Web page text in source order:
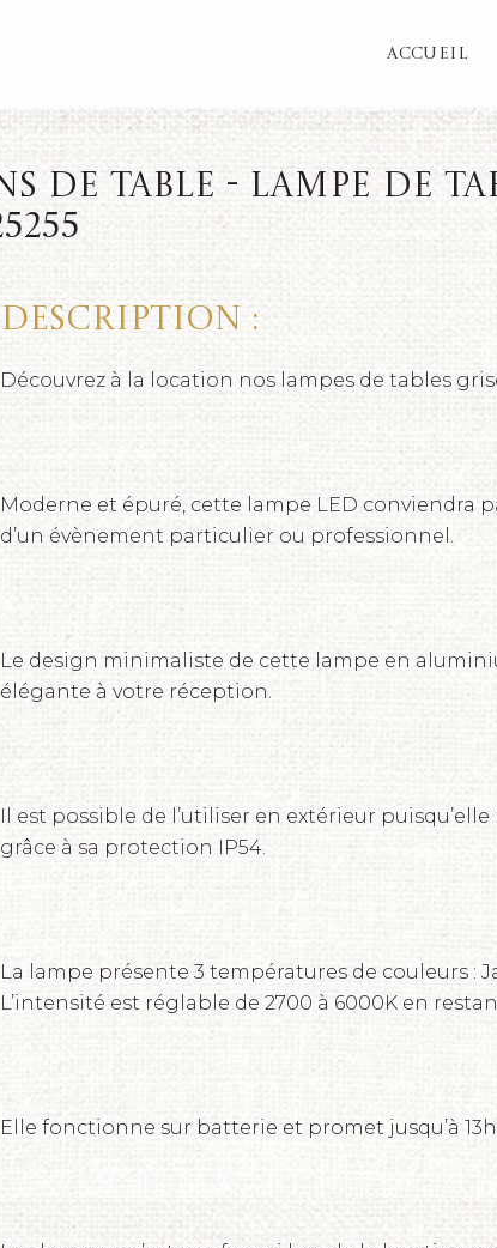
ACCUEIL
de table - Lampe de
Description :
Découvrez à la location nos lampes de tables
Moderne et épuré, cette lampe LED conviendra
d’un évènement particulier ou professionnel.
Le design minimaliste de cette lampe en
élégante à votre réception.
Il est possible de l’utiliser en extérieur puisqu’elle
grâce à sa protection IP54.
La lampe présente 3 températures de couleurs :
L’intensité est réglable de 2700 à 6000K en
Elle fonctionne sur batterie et promet jusqu’à